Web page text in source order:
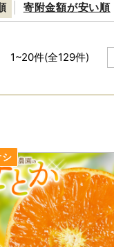
寄附金額が安い順
1~20件(全129件)